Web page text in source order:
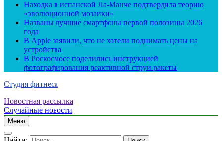
Находка в испанской Ла-Манче подтвердила теорию
«эволюционной мозаики»
Названы лучшие смартфоны первой половины 2026
года
В Apple заявили, что не хотели поднимать цены на
устройства
В Роскосмосе поделились инструкцией
фотографирования реактивной струи ракеты
Студия фитнеса
Новостная рассылка
Случайные новости
Меню